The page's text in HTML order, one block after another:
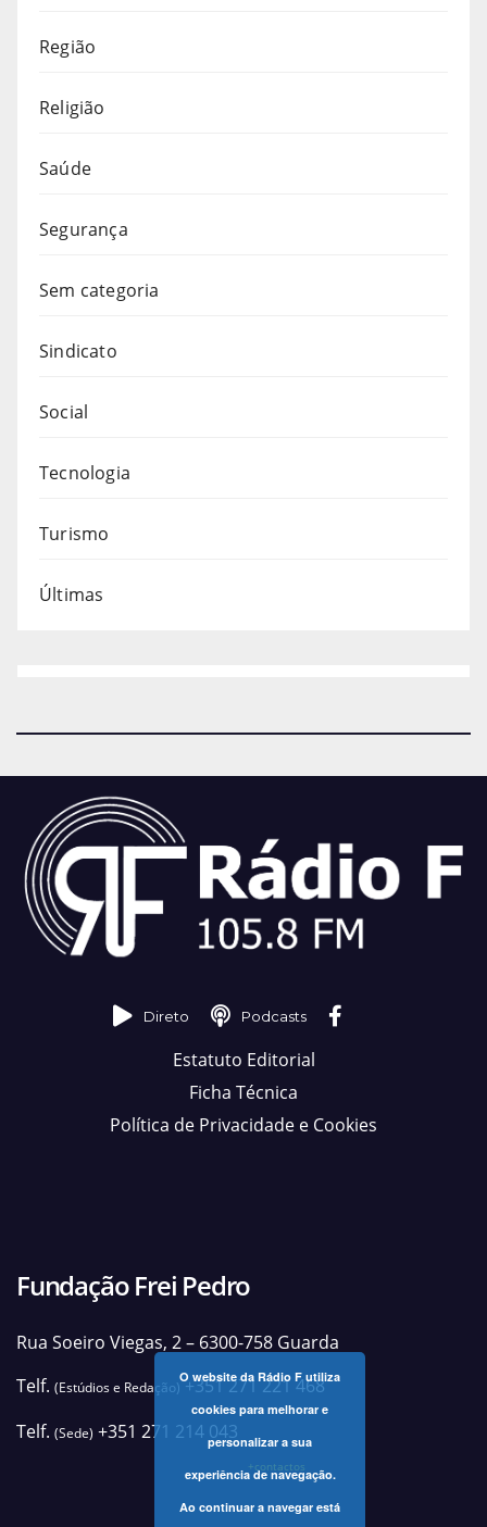
Região
Religião
Saúde
Segurança
Sem categoria
Sindicato
Social
Tecnologia
Turismo
Últimas
Direto Podcasts
Estatuto Editorial
Ficha Técnica
Política de Privacidade e Cookies
Fundação Frei Pedro
Rua Soeiro Viegas, 2 – 6300-758 Guarda
Telf. (Estúdios e Redação)+351 271 221 468
Telf. (Sede) +351 271 214 043
+contactos
O website da Rádio F utiliza
cookies para melhorar e
personalizar a sua
experiência de navegação.
Ao continuar a navegar está